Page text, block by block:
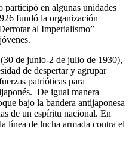
participó en algunas unidades
fundó la organización
al Imperialismo”
de junio-2 de julio de 1930),
de despertar y agrupar
patrióticas para
De igual manera
bajo la bandera antijaponesa
de un espíritu nacional. En
línea de lucha armada contra el